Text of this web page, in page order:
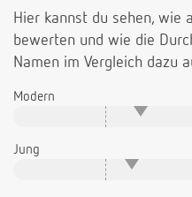
Hier kannst du sehen, wie
bewerten und wie die
Namen im Vergleich dazu
Modern
Jung